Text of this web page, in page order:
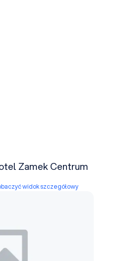
Zamek Centrum
widok szczegółowy